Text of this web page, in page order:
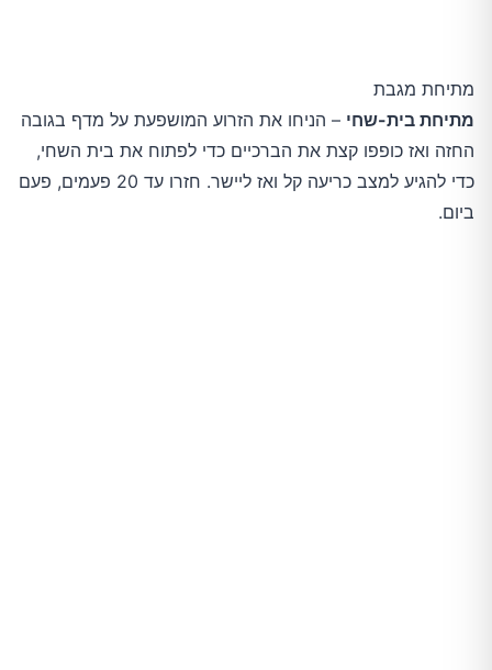
מתיחת מגבת
מתיחת בית-שחי – הניחו את הזרוע המושפעת על מדף בגובה
החזה ואז כופפו קצת את הברכיים כדי לפתוח את בית השחי,
כדי להגיע למצב כריעה קל ואז ליישר. חזרו עד 20 פעמים, פעם
ביום.